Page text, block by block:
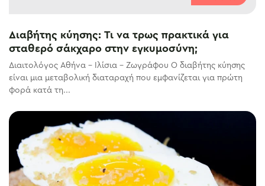
Διαβήτης κύησης: Τι να τρως πρακτικά για
σταθερό σάκχαρο στην εγκυμοσύνη;
Διαιτολόγος Αθήνα – Ιλίσια – Ζωγράφου Ο διαβήτης κύησης
είναι μια μεταβολική διαταραχή που εμφανίζεται για πρώτη
φορά κατά τη...